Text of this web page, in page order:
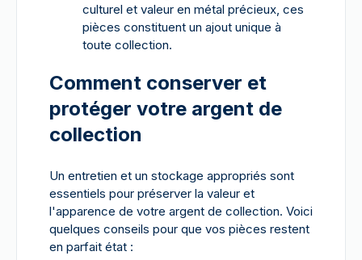
culturel et valeur en métal précieux, ces
pièces constituent un ajout unique à
toute collection.
Comment conserver et
protéger votre argent de
collection
Un entretien et un stockage appropriés sont
essentiels pour préserver la valeur et
l'apparence de votre argent de collection. Voici
quelques conseils pour que vos pièces restent
en parfait état :